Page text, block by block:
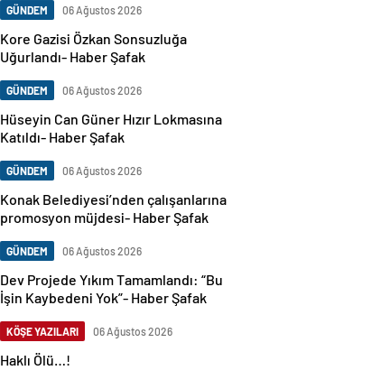
GÜNDEM 06 Ağustos 2026
Kore Gazisi Özkan Sonsuzluğa
Uğurlandı- Haber Şafak
GÜNDEM 06 Ağustos 2026
Hüseyin Can Güner Hızır Lokmasına
Katıldı- Haber Şafak
GÜNDEM 06 Ağustos 2026
Konak Belediyesi’nden çalışanlarına
promosyon müjdesi- Haber Şafak
GÜNDEM 06 Ağustos 2026
Dev Projede Yıkım Tamamlandı: “Bu
İşin Kaybedeni Yok”- Haber Şafak
KÖŞE YAZILARI 06 Ağustos 2026
Haklı Ölü…!